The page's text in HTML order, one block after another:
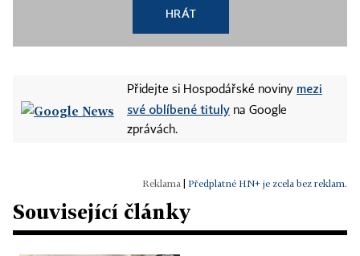
HRÁT
Přidejte si Hospodářské noviny mezi
své oblíbené tituly na Google
zprávách.
Předplatné HN+ je zcela bez reklam.
Související články